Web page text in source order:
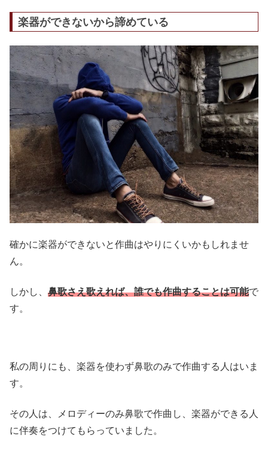
楽器ができないから諦めている
確かに楽器ができないと作曲はやりにくいかもしれませ
ん。
しかし、 鼻歌さえ歌えれば、誰でも作曲することは可能で
す。
私の周りにも、楽器を使わず鼻歌のみで作曲する人はいま
す。
その人は、メロディーのみ鼻歌で作曲し、楽器ができる人
に伴奏をつけてもらっていました。